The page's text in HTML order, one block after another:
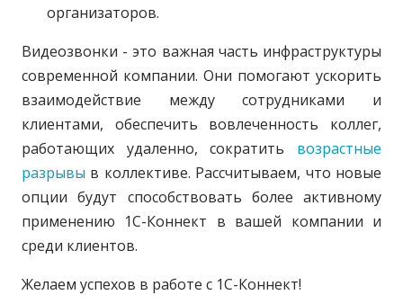
организаторов.
Видеозвонки - это важная часть инфраструктуры
современной компании. Они помогают ускорить
взаимодействие между сотрудниками и
клиентами, обеспечить вовлеченность коллег,
работающих удаленно, сократить возрастные
разрывы в коллективе. Рассчитываем, что новые
опции будут способствовать более активному
применению 1С-Коннект в вашей компании и
среди клиентов.
Желаем успехов в работе с 1С-Коннект!